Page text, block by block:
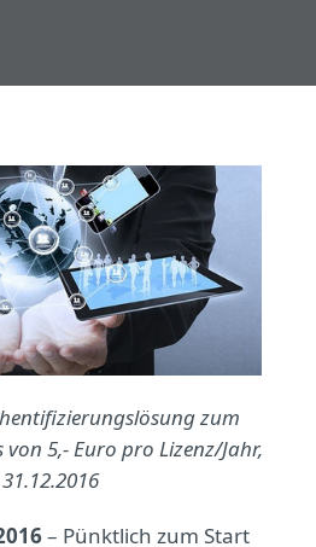
zum
5,- Euro pro Lizenz/Jahr,
– Pünktlich zum Start